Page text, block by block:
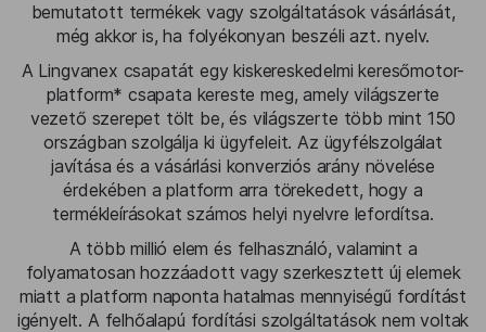
bemutatott termékek vagy szolgáltatások vásárlását,
még akkor is, ha folyékonyan beszéli azt. nyelv.
A Lingvanex csapatát egy kiskereskedelmi keresőmotor-
platform* csapata kereste meg, amely világszerte
vezető szerepet tölt be, és világszerte több mint 150
országban szolgálja ki ügyfeleit. Az ügyfélszolgálat
javítása és a vásárlási konverziós arány növelése
érdekében a platform arra törekedett, hogy a
termékleírásokat számos helyi nyelvre lefordítsa.
A több millió elem és felhasználó, valamint a
folyamatosan hozzáadott vagy szerkesztett új elemek
miatt a platform naponta hatalmas mennyiségű fordítást
igényelt. A felhőalapú fordítási szolgáltatások nem voltak